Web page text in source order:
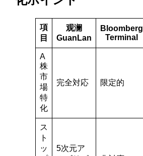
項
目
观澜
GuanLan
Bloomberg
Terminal
A
株
市
場
特
化
完全対応 限定的
ス
ト
ッ
5次元ア